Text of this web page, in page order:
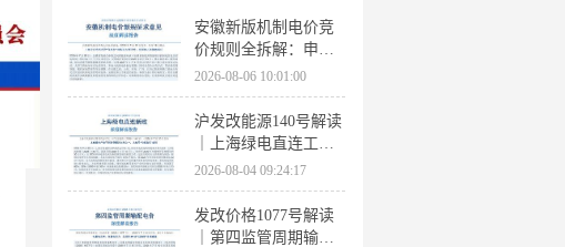
安徽新版机制电价竞
价规则全拆解：申报
条件、保函罚则、出
清机制、聚合商门槛
2026-08-06 10:01:00
沪发改能源140号解读
｜上海绿电直连工作
方案 申报条件、源荷
指标、场景优先级全
梳理
2026-08-04 09:24:17
发改价格1077号解读
｜第四监管周期输配